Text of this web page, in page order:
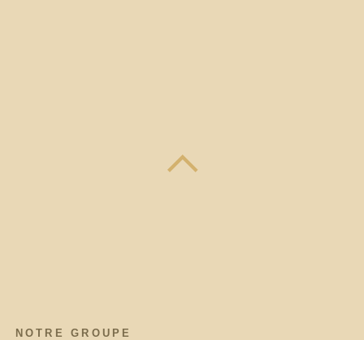
NOTRE GROUPE